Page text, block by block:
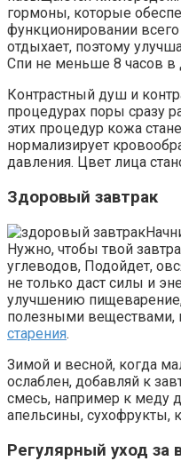
гормоны, которые
функционировании
отдыхает, поэтому
Спи не меньше 8 часов в
Контрастный душ и
процедурах поры сразу
этих процедур кожа
нормализирует
давления. Цвет лица
Здоровый завтрак
Нужно, чтобы твой
углеводов, Подойдет,
не только даст силы и
улучшению
полезными веществами,
старения.
Зимой и весной, когда
ослаблен, добавляй к
смесь, например к меду
апельсины, сухофрукты,
Регулярный уход за